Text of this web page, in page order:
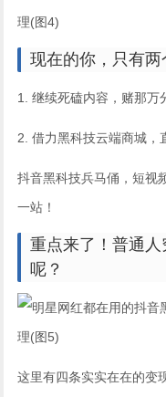
现在的你，只有两
1. 继续死磕内容，赌那万
2. 借力黑科技云端商城，
抖音黑科技兵马俑，短视
一站！
重点来了！普通
呢？
这里有四条实实在在的变